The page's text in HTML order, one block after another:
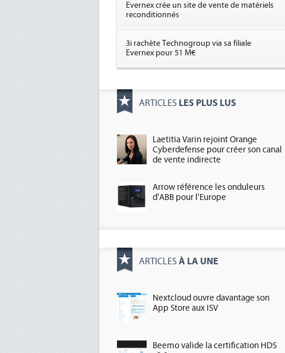
Evernex crée un site de vente de matériels
reconditionnés
3i rachète Technogroup via sa filiale
Evernex pour 51 M€
ARTICLES LES PLUS LUS
Laetitia Varin rejoint Orange
Cyberdefense pour créer son canal
de vente indirecte
Arrow référence les onduleurs
d'ABB pour l'Europe
ARTICLES À LA UNE
Nextcloud ouvre davantage son
App Store aux ISV
Beemo valide la certification HDS